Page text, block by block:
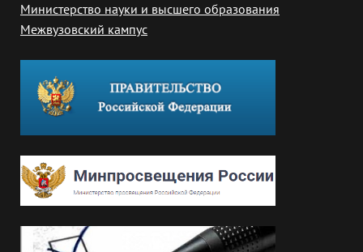
Министерство науки и высшего образования
Межвузовский кампус